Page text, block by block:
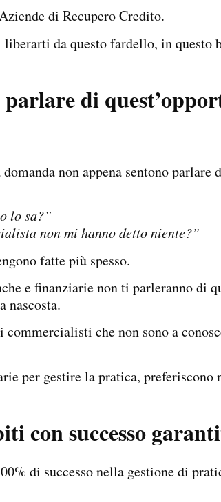
di Recupero Credito.
da questo fardello, in questo
di
non appena sentono parlare
lo sa?”
non mi hanno detto niente?”
fatte più spesso.
e finanziarie non ti parleranno di
nascosta.
che non sono a
per gestire la pratica,
con successo
di successo nella gestione di